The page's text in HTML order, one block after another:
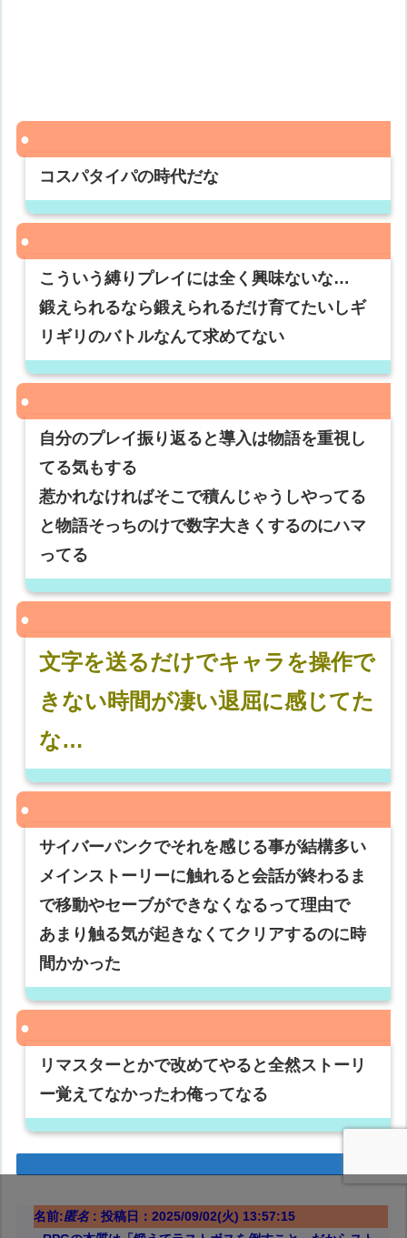
コスパタイパの時代だな
こういう縛りプレイには全く興味ないな…
鍛えられるなら鍛えられるだけ育てたいしギ
リギリのバトルなんて求めてない
自分のプレイ振り返ると導入は物語を重視し
てる気もする
惹かれなければそこで積んじゃうしやってる
と物語そっちのけで数字大きくするのにハマ
ってる
文字を送るだけでキャラを操作で
きない時間が凄い退屈に感じてた
な…
サイバーパンクでそれを感じる事が結構多い
メインストーリーに触れると会話が終わるま
で移動やセーブができなくなるって理由で
あまり触る気が起きなくてクリアするのに時
間かかった
リマスターとかで改めてやると全然ストーリ
ー覚えてなかったわ俺ってなる
名前:匿名: 投稿日：2025/09/02(火) 13:57:15